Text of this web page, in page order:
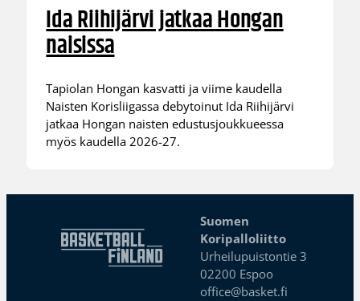
Ida Riihijärvi jatkaa Hongan
naisissa
Tapiolan Hongan kasvatti ja viime kaudella
Naisten Korisliigassa debytoinut Ida Riihijärvi
jatkaa Hongan naisten edustusjoukkueessa
myös kaudella 2026-27.
Suomen
Koripalloliitto
Urheilupuistontie 3
02200 Espoo
office@basket.fi